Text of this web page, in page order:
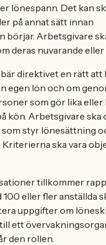
lönespann. Det kan
på annat sätt innan
börjar. Arbetsgivare
deras nuvarande eller
direktivet en rätt att
egen lön och om
som gör lika eller
kön. Arbetsgivare ska
styr lönesättning
ska vara
tillkommer
eller fler anställda
uppgifter om
ett
den rollen.